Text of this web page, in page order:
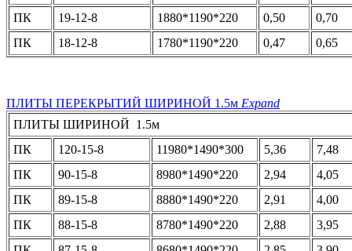
ПК
19-12-8 1880*1190*220 0,50
0,70
ПК
18-12-8 1780*1190*220 0,47 0,65
ПЛИТЫ ПЕРЕКРЫТИЙ ШИРИНОЙ 1.5м Expand
ПЛИТЫ ШИРИНОЙ 1.5м
ПК
120-15-8 11980*1490*300 5,36
7,48
ПК
90-15-8 8980*1490*220 2,94
4,05
ПК
89-15-8 8880*1490*220 2,91
4,00
ПК
88-15-8 8780*1490*220 2,88
3,95